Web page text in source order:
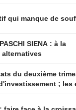
activités dans
00:10
Le juge Alito
pour un nouveau
narratif qui manque de
SIENA : à la
; les